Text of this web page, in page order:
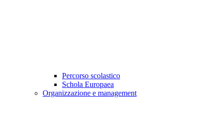
Percorso scolastico
Schola Europaea
Organizzazione e management